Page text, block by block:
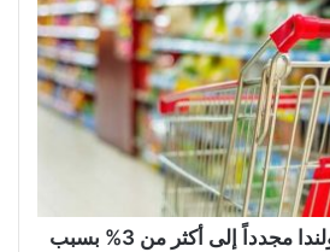
ارتفاع التضخم في هولندا مجدداً إلى أكثر من 3% بسبب